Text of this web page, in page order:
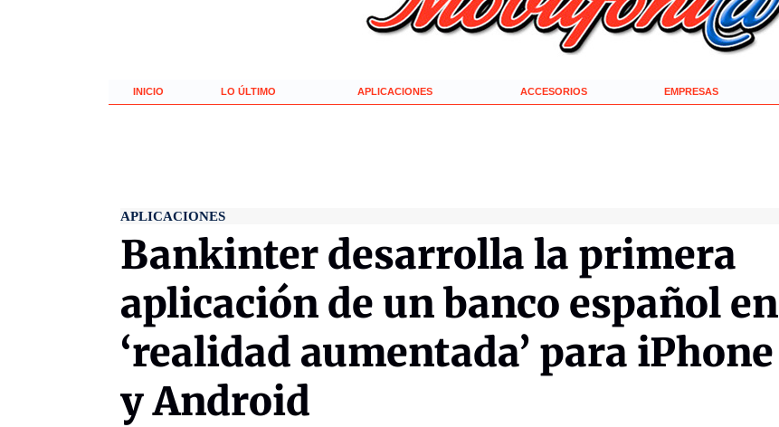
INICIO LO ÚLTIMO APLICACIONES ACCESORIOS EMPRESAS
APLICACIONES
Bankinter desarrolla la primera
aplicación de un banco español en
‘realidad aumentada’ para iPhone
y Android